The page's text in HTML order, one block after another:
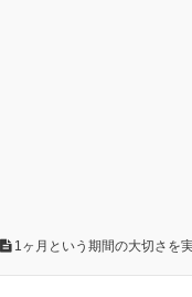
1ヶ月という期間の大切さを